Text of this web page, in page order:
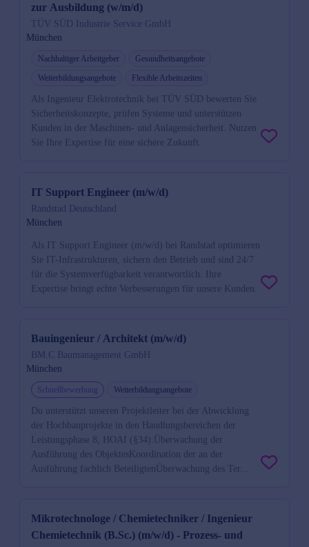
zur Ausbildung (w/m/d)
TÜV SÜD Industrie Service GmbH
München
Nachhaltiger Arbeitgeber
Gesundheitsangebote
Weiterbildungsangebote
Flexible Arbeitszeiten
Als Ingenieur Elektrotechnik bei TÜV SÜD bewerten Sie
Sicherheitskonzepte, prüfen Systeme und unterstützen
Kunden in der Maschinen- und Anlagensicherheit. Nutzen
Sie Ihre Expertise für eine sichere Zukunft.
IT Support Engineer (m/w/d)
Randstad Deutschland
München
Als IT Support Engineer (m/w/d) bei Randstad optimieren
Sie IT-Infrastrukturen, sichern den Betrieb und sind 24/7
für die Systemverfügbarkeit verantwortlich. Ihre
Expertise bringt echte Verbesserungen für unsere Kunden.
Bauingenieur / Architekt (m/w/d)
BM.C Baumanagement GmbH
München
Schnellbewerbung Weiterbildungsangebote
Du unterstützt unseren Projektleiter bei der Abwicklung
der Hochbauprojekte in den Handlungsbereichen der
Leistungsphase 8, HOAI (§34):Überwachung der
Ausführung des ObjektesKoordination der an der
Ausführung fachlich BeteiligtenÜberwachung des Ter...
Mikrotechnologe / Chemietechniker / Ingenieur
Chemietechnik (B.Sc.) (m/w/d) - Prozess- und